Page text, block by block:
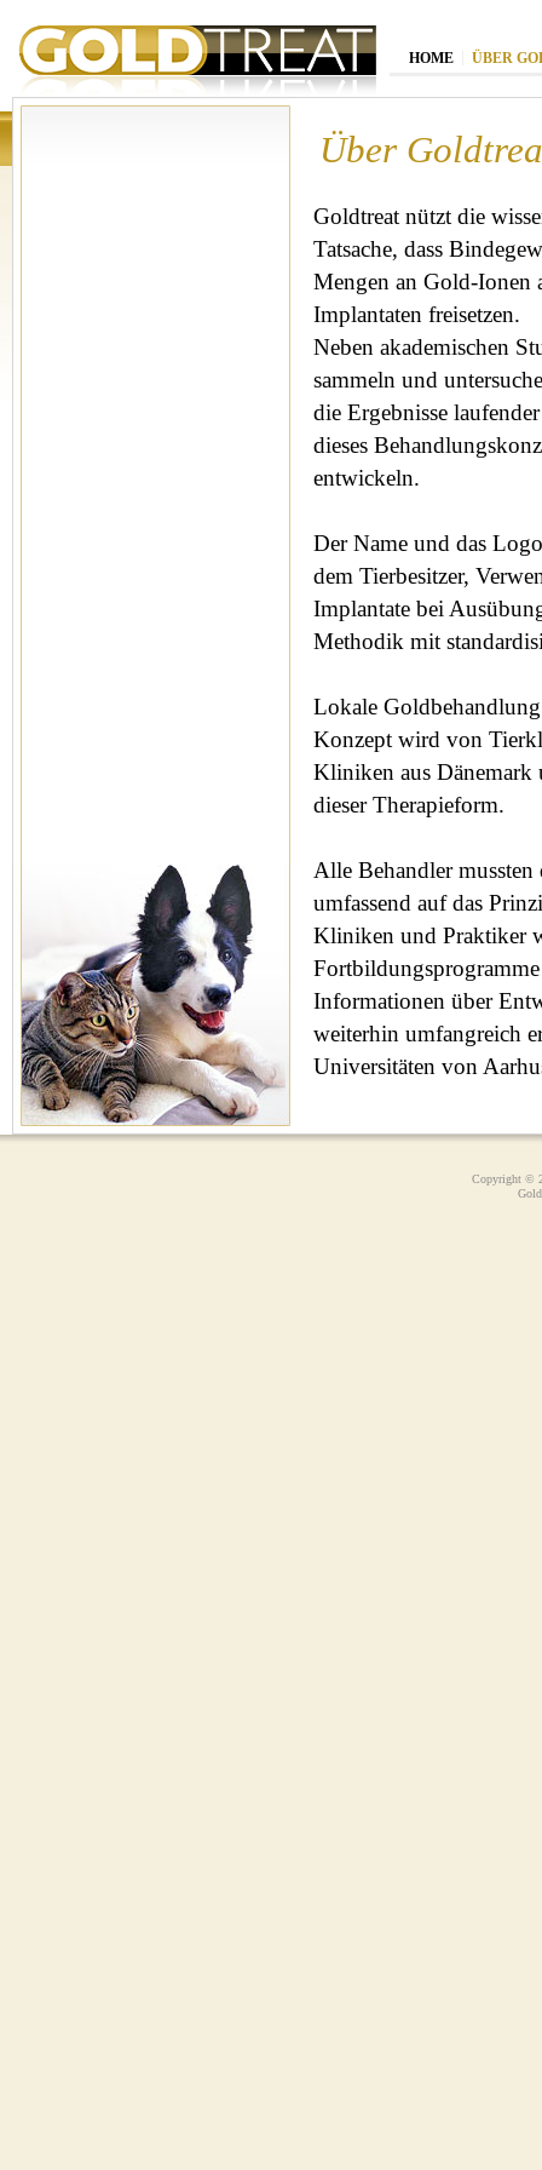
HOME ÜBER
Über
Goldtreat nützt die
Tatsache, dass
Mengen an Gold-Ionen
Implantaten freisetzen.
Neben akademischen
sammeln und
die Ergebnisse
dieses
entwickeln.
Der Name und das
dem Tierbesitzer,
Implantate bei
Methodik mit
Lokale
Konzept wird von
Kliniken aus Dänemark
dieser Therapieform.
Alle Behandler
umfassend auf das
Kliniken und Praktiker
Informationen über
weiterhin umfangreich
Universitäten von
Copyright ©